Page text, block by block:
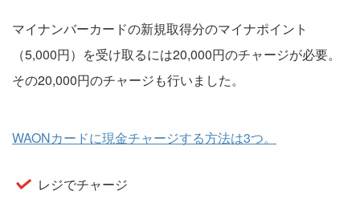
マイナンバーカードの新規取得分のマイナポイント
（5,000円）を受け取るには20,000円のチャージが必要。
その20,000円のチャージも行いました。
WAONカードに現金チャージする方法は3つ。
レジでチャージ